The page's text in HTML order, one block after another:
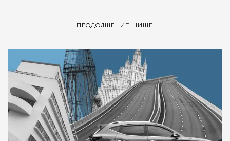
ПРОДОЛЖЕНИЕ НИЖЕ